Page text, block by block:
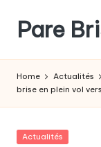
content
Pare
Home Actualités
brise en plein vol
Posted
Actualités